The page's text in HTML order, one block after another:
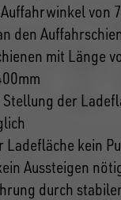
von
den
mit Länge
der
Ladefläche kein
Aussteigen
durch